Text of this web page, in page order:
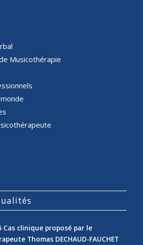
Musicothérapie
Cas clinique proposé par le
Thomas DECHAUD-FAUCHET